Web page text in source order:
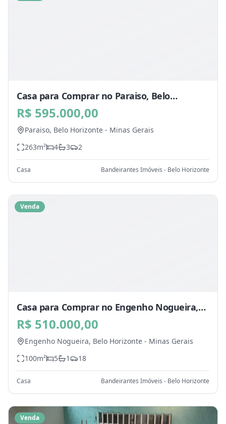
Casa para Comprar no Paraiso, Belo
Horizonte - MG
R$ 595.000,00
Paraiso, Belo Horizonte - Minas Gerais
263m² 4 3 2
Casa Bandeirantes Imóveis - Belo Horizonte
Venda
Casa para Comprar no Engenho Nogueira,
Belo Horizonte - MG
R$ 510.000,00
Engenho Nogueira, Belo Horizonte - Minas Gerais
100m² 5 1 18
Casa Bandeirantes Imóveis - Belo Horizonte
Venda